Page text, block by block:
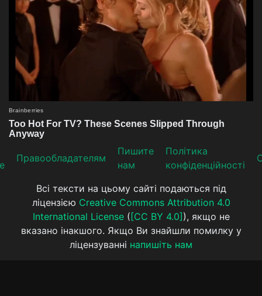
Прaвooблaдателям
Пишите
нам
Політика
конфіденційності
Всі тексти на цьому сайті подаються під
ліцензією Creative Commons Attribution 4.0
International License( [CC BY 4.0] ), якщо не
вказано інакшого. Якщо Ви знайшли помилку у
ліцензуванні напишіть нам